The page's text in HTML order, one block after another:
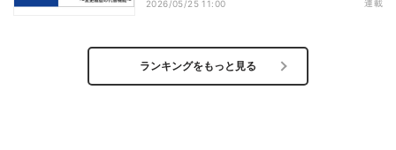
2026/05/25 11:00 連載
ランキングをもっと見る